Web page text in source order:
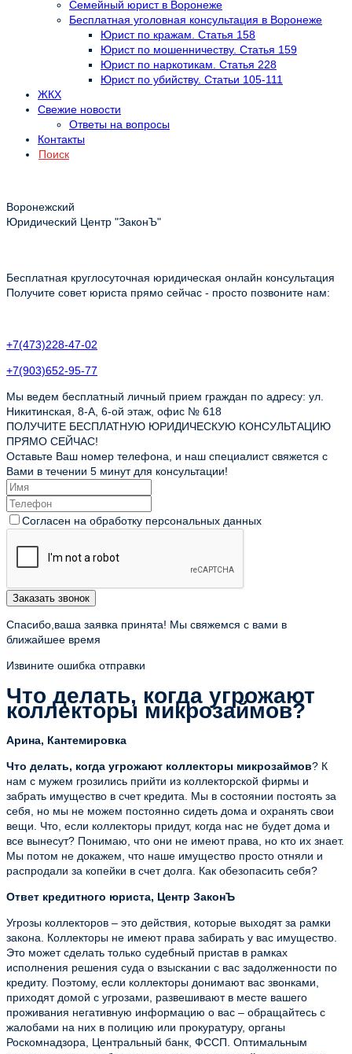
Семейный юрист в Воронеже
Бесплатная уголовная консультация в Воронеже
Юрист по кражам. Статья 158
Юрист по мошенничеству. Статья 159
Юрист по наркотикам. Статья 228
Юрист по убийству. Статьи 105-111
ЖКХ
Свежие новости
Ответы на вопросы
Контакты
Поиск
Воронежский
Юридический Центр "ЗаконЪ"
Бесплатная круглосуточная юридическая онлайн консультация
Получите совет юриста прямо сейчас - просто позвоните нам:
+7(473)228-47-02
+7(903)652-95-77
Мы ведем бесплатный личный прием граждан по адресу: ул.
Никитинская, 8-А, 6-ой этаж, офис № 618
ПОЛУЧИТЕ БЕСПЛАТНУЮ ЮРИДИЧЕСКУЮ КОНСУЛЬТАЦИЮ
ПРЯМО СЕЙЧАС!
Оставьте Ваш номер телефона, и наш специалист свяжется с
Вами в течении 5 минут для консультации!
Согласен на обработку персональных данных
Заказать звонок
Спасибо,ваша заявка принята! Мы свяжемся с вами в
ближайшее время
Извините ошибка отправки
Что делать, когда угрожают
коллекторы микрозаймов?
Арина, Кантемировка
Что делать, когда угрожают коллекторы микрозаймов? К
нам с мужем грозились прийти из коллекторской фирмы и
забрать имущество в счет кредита. Мы в состоянии постоять за
себя, но мы не можем постоянно сидеть дома и охранять свои
вещи. Что, если коллекторы придут, когда нас не будет дома и
все вынесут? Понимаю, что они не имеют права, но кто их знает.
Мы потом не докажем, что наше имущество просто отняли и
распродали за копейки в счет долга. Как обезопасить себя?
Ответ кредитного юриста, Центр ЗаконЪ
Угрозы коллекторов – это действия, которые выходят за рамки
закона. Коллекторы не имеют права забирать у вас имущество.
Это может сделать только судебный пристав в рамках
исполнения решения суда о взыскании с вас задолженности по
кредиту. Поэтому, если коллекторы донимают вас звонками,
приходят домой с угрозами, развешивают в месте вашего
проживания негативную информацию о вас – обращайтесь с
жалобами на них в полицию или прокуратуру, органы
Роскомнадзора, Центральный банк, ФССП. Оптимальным